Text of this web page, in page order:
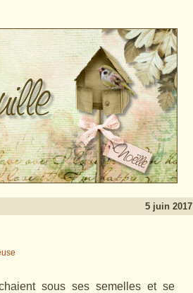
5 juin 2017
sous ses semelles et se